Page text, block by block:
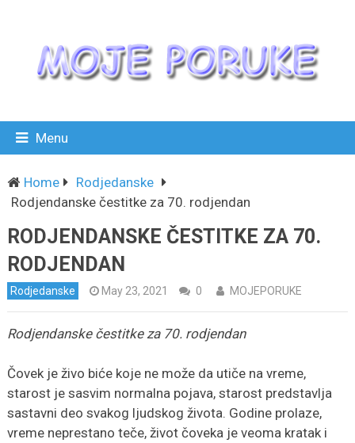
Menu
Home
Rodjedanske
Rodjendanske čestitke za 70. rodjendan
RODJENDANSKE ČESTITKE ZA 70.
RODJENDAN
Rodjedanske May 23, 2021 0 MOJEPORUKE
Rodjendanske čestitke za 70. rodjendan
Čovek je živo biće koje ne može da utiče na vreme,
starost je sasvim normalna pojava, starost predstavlja
sastavni deo svakog ljudskog života. Godine prolaze,
vreme neprestano teče, život čoveka je veoma kratak i